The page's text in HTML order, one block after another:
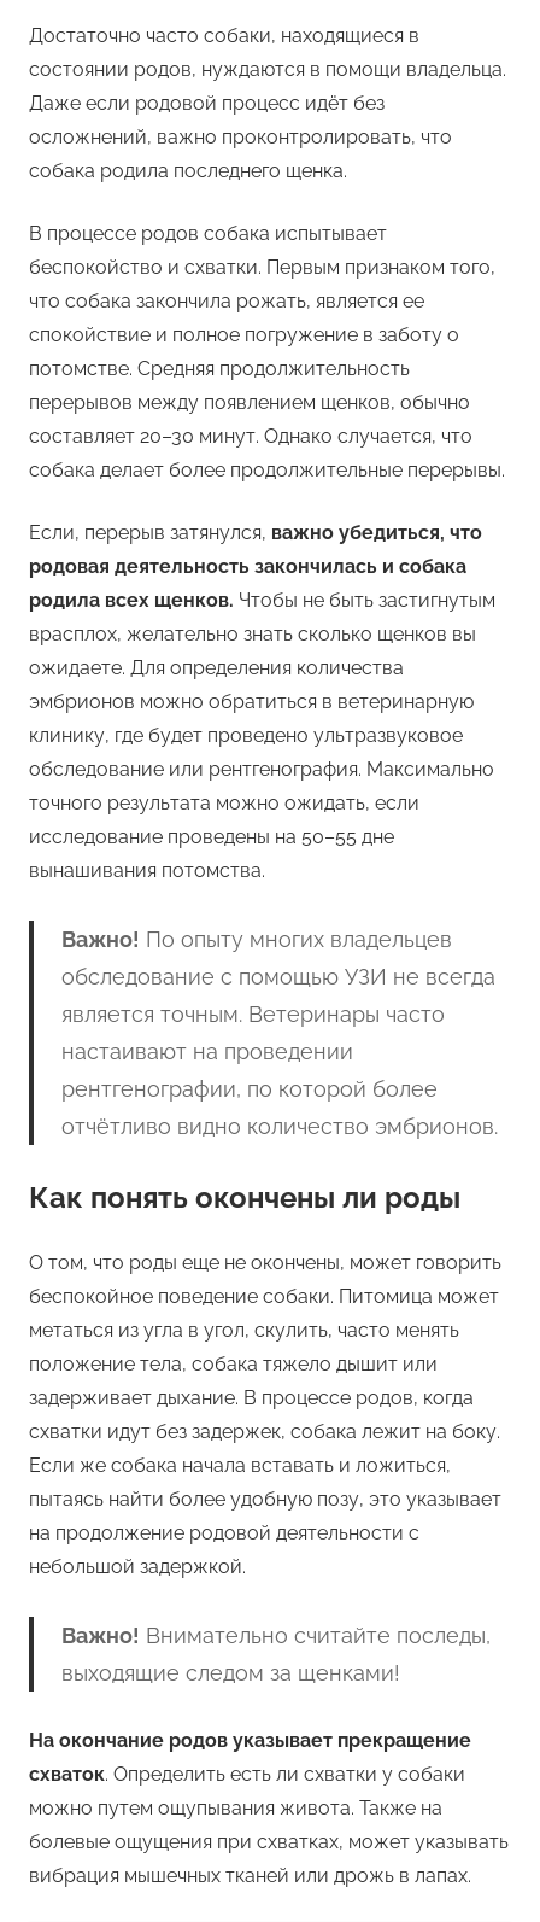
Достаточно часто собаки, находящиеся в
состоянии родов, нуждаются в помощи владельца.
Даже если родовой процесс идёт без
осложнений, важно проконтролировать, что
собака родила последнего щенка.
В процессе родов собака испытывает
беспокойство и схватки. Первым признаком того,
что собака закончила рожать, является ее
спокойствие и полное погружение в заботу о
потомстве. Средняя продолжительность
перерывов между появлением щенков, обычно
составляет 20–30 минут. Однако случается, что
собака делает более продолжительные перерывы.
Если, перерыв затянулся, важно убедиться, что
родовая деятельность закончилась и собака
родила всех щенков. Чтобы не быть застигнутым
врасплох, желательно знать сколько щенков вы
ожидаете. Для определения количества
эмбрионов можно обратиться в ветеринарную
клинику, где будет проведено ультразвуковое
обследование или рентгенография. Максимально
точного результата можно ожидать, если
исследование проведены на 50–55 дне
вынашивания потомства.
Важно! По опыту многих владельцев
обследование с помощью УЗИ не всегда
является точным. Ветеринары часто
настаивают на проведении
рентгенографии, по которой более
отчётливо видно количество эмбрионов.
Как понять окончены ли роды
О том, что роды еще не окончены, может говорить
беспокойное поведение собаки. Питомица может
метаться из угла в угол, скулить, часто менять
положение тела, собака тяжело дышит или
задерживает дыхание. В процессе родов, когда
схватки идут без задержек, собака лежит на боку.
Если же собака начала вставать и ложиться,
пытаясь найти более удобную позу, это указывает
на продолжение родовой деятельности с
небольшой задержкой.
Важно! Внимательно считайте последы,
выходящие следом за щенками!
На окончание родов указывает прекращение
схваток. Определить есть ли схватки у собаки
можно путем ощупывания живота. Также на
болевые ощущения при схватках, может указывать
вибрация мышечных тканей или дрожь в лапах.